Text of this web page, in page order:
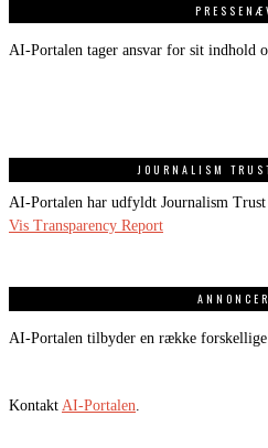
AI-Portalen tager ansvar for sit indhold
JOURNALISM
AI-Portalen har udfyldt Journalism
Vis Transparency Report
AI-Portalen tilbyder en række
Kontakt AI-Portalen